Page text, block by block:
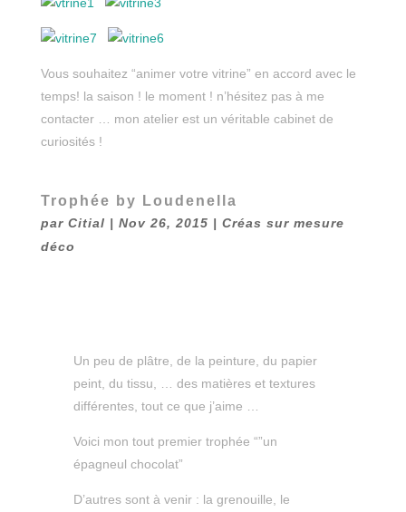
Vous souhaitez “animer votre vitrine” en accord avec le
temps! la saison ! le moment ! n’hésitez pas à me
contacter … mon atelier est un véritable cabinet de
curiosités !
Trophée by Loudenella
par Citial | Nov 26, 2015 | Créas sur mesure
déco
Un peu de plâtre, de la peinture, du papier
peint, du tissu, … des matières et textures
différentes, tout ce que j’aime …
Voici mon tout premier trophée “”un
épagneul chocolat”
D’autres sont à venir : la grenouille, le